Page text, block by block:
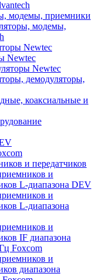
модемы, приемники
модемы,
Newtec
Newtec
Newtec
демодуляторы,
коаксиальные и
и передатчиков
и
L-диапазона DEV
и
L-диапазона
и
IF диапазона
Foxcom
и
диапазона